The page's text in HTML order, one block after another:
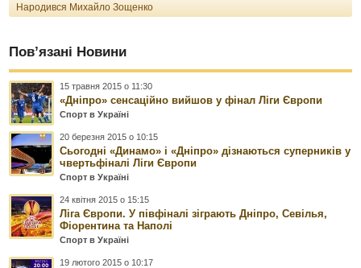
Народився Михайло Зощенко
Пов’язані Новини
15 травня 2015 о 11:30
«Дніпро» сенсаційно вийшов у фінал Ліги Європи
Спорт в Україні
20 березня 2015 о 10:15
Сьогодні «Динамо» і «Дніпро» дізнаються суперників у
чвертьфіналі Ліги Європи
Спорт в Україні
24 квітня 2015 о 15:15
Ліга Європи. У півфіналі зіграють Дніпро, Севілья,
Фіорентина та Наполі
Спорт в Україні
19 лютого 2015 о 10:17